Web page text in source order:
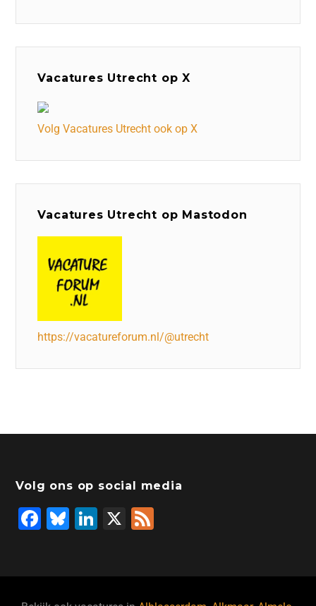
Vacatures Utrecht op X
Volg Vacatures Utrecht ook op X
Vacatures Utrecht op Mastodon
https://vacatureforum.nl/@utrecht
Volg ons op social media
F
Bl
Li X